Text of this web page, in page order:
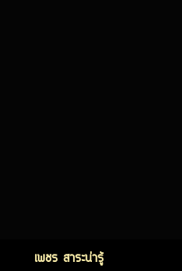
เพชร สาระน่ารู้